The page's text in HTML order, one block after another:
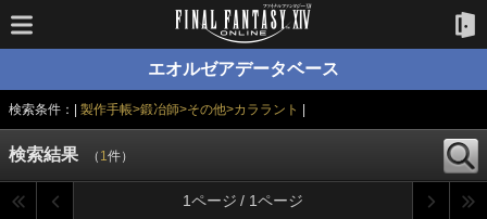
エオルゼアデータベース
検索条件：| 製作手帳>鍛冶師>その他>カララント
検索結果 （ 1件）
1ページ / 1ページ